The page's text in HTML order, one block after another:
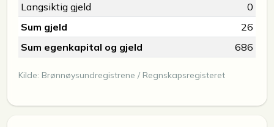
Langsiktig gjeld
0
Sum gjeld
26
Sum egenkapital og gjeld
686
Kilde: Brønnøysundregistrene / Regnskapsregisteret